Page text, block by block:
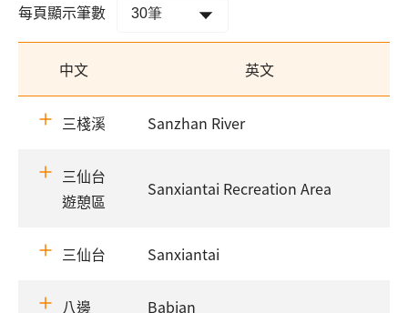
每頁顯示筆數
中文 英文
三棧溪 Sanzhan River
三仙台
遊憩區
Sanxiantai Recreation Area
三仙台 Sanxiantai
八邊 Babian